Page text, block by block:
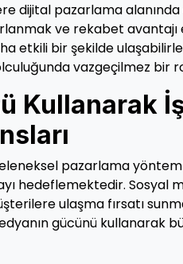
dijital pazarlama
ve rekabet
etkili bir şekilde
vazgeçilmez bir
Kullanarak
pazarlama
hedeflemektedir. Sosyal
ulaşma fırsatı
gücünü kullanarak